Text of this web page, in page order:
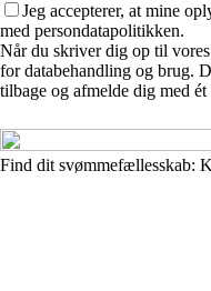
Jeg accepterer, at mine
med persondatapolitikken.
Når du skriver dig op til
for databehandling og brug.
tilbage og afmelde dig med
Find dit svømmefællesskab: